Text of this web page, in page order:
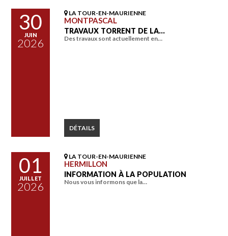
30
JUIN
2026
LA TOUR-EN-MAURIENNE
MONTPASCAL
TRAVAUX TORRENT DE LA…
Des travaux sont actuellement en…
DÉTAILS
01
JUILLET
2026
LA TOUR-EN-MAURIENNE
HERMILLON
INFORMATION À LA POPULATION
Nous vous informons que la…